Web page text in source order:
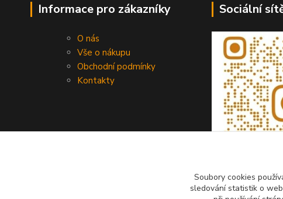
Informace pro zákazníky
O nás
Vše o nákupu
Obchodní podmínky
Kontakty
Sociální
Soubory cookies
sledování statistik o